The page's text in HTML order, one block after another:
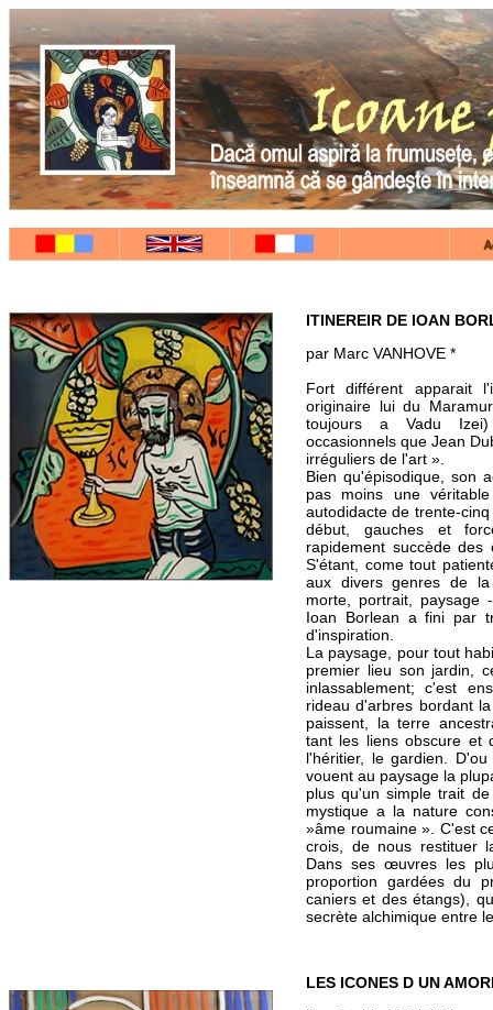
ITINEREIR DE IOAN
par Marc VANHOVE *
Fort différent apparait
originaire lui du
toujours a Vadu
occasionnels que Jean
irréguliers de l'art ».
Bien qu'épisodique, son
pas moins une
autodidacte de trente-
début, gauches et
rapidement succède
S'étant, come tout
aux divers genres de la
morte, portrait,
Ioan Borlean a fini par
d'inspiration.
La paysage, pour tout
premier lieu son jardin,
inlassablement; c'est
rideau d'arbres bordant
paissent, la terre
tant les liens obscure et
l'héritier, le gardien.
vouent au paysage la
plus qu'un simple trait
mystique a la nature
»âme roumaine ». C'est
crois, de nous restituer
Dans ses œuvres les
proportion gardées du
caniers et des étangs),
secrète alchimique entre
LES ICONES D UN